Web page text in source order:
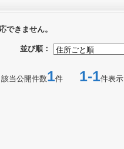
できません。
並び順：
該当公開件数1件 1-1件表示